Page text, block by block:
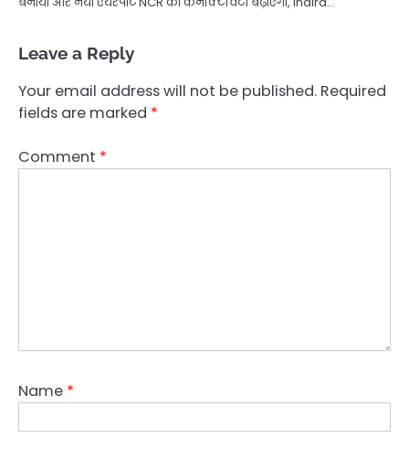
Leave a Reply
Your email address will not be published. Required
fields are marked *
Comment *
Name *